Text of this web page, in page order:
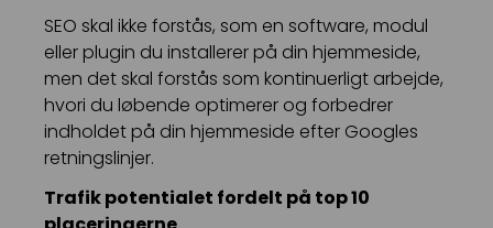
SEO skal ikke forstås, som en software, modul
eller plugin du installerer på din hjemmeside,
men det skal forstås som kontinuerligt arbejde,
hvori du løbende optimerer og forbedrer
indholdet på din hjemmeside efter Googles
retningslinjer.
Trafik potentialet fordelt på top 10